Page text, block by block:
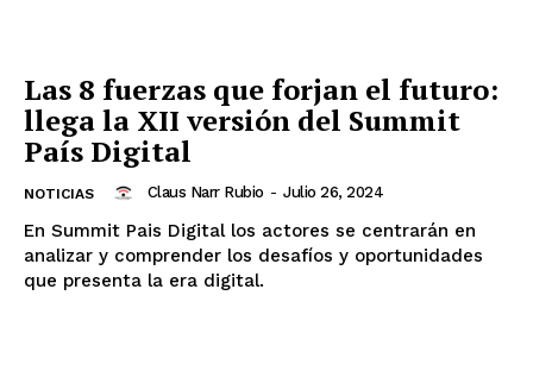
Las 8 fuerzas que forjan el futuro:
llega la XII versión del Summit
País Digital
NOTICIAS Claus Narr Rubio - Julio 26, 2024
En Summit Pais Digital los actores se centrarán en
analizar y comprender los desafíos y oportunidades
que presenta la era digital.